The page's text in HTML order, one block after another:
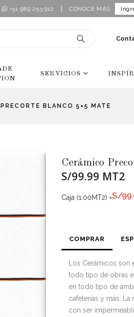
+51 989 253 912 CONOCE MÁS
SERVICIOS
BLANCO 5×5 MATE
Cerámico
S/99.99 MT2
Caja (1.00MT2) =S/
COMPRAR
Los Cerámicos
todo tipo de obras
en todo tipo de
cafeterías y más.
con ser